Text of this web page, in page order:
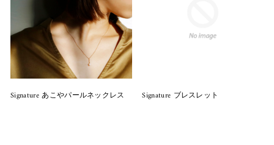
Signature あこやパールネックレス Signature ブレスレット